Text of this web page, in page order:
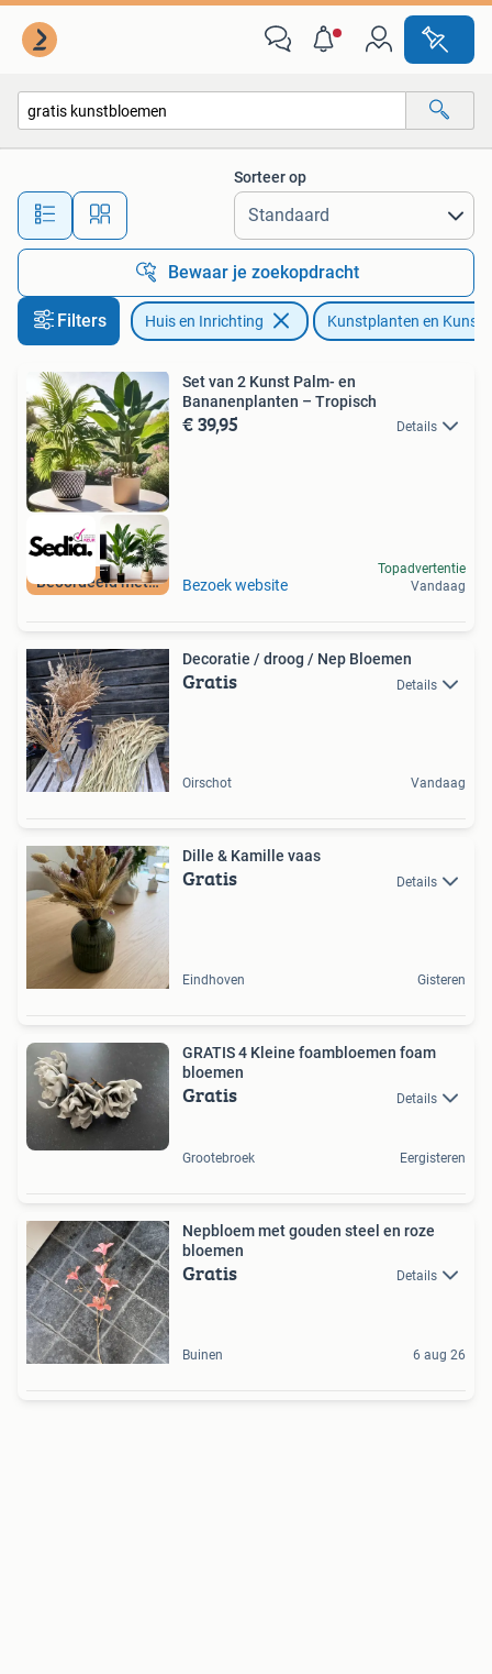
Alle afstanden…
Sorteer op
Bewaar je zoekopdracht
Filters Huis en Inrichting Kunstplanten en
Beoordeeld met 9+
Set van 2 Kunst Palm- en
Bananenplanten – Tropisch
€ 39,95 Details
Bezoek website
Topadvertentie
Vandaag
Decoratie / droog / Nep Bloemen
Gratis Details
Oirschot Vandaag
Dille & Kamille vaas
Gratis Details
Eindhoven Gisteren
GRATIS 4 Kleine foambloemen foam
bloemen
Gratis Details
Grootebroek Eergisteren
Nepbloem met gouden steel en roze
bloemen
Gratis Details
Buinen 6 aug 26